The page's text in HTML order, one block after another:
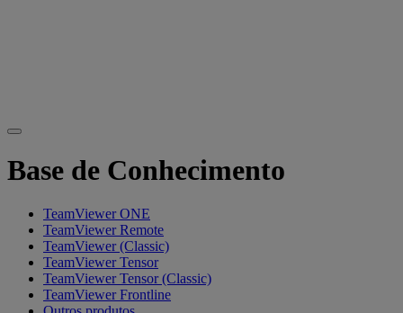
Base de Conhecimento
TeamViewer ONE
TeamViewer Remote
TeamViewer (Classic)
TeamViewer Tensor
TeamViewer Tensor (Classic)
TeamViewer Frontline